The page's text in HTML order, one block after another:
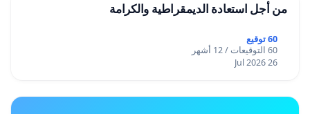
من أجل استعادة الديمقراطية والكرامة
60 توقيع
60 التوقيعات / 12 أشهر
26 Jul 2026